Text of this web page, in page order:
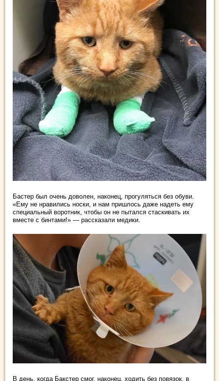
Бастер был очень доволен, наконец, прогуляться без обуви.
«Ему не нравились носки, и нам пришлось даже надеть ему
специальный воротник, чтобы он не пытался стаскивать их
вместе с бинтами!» — рассказали медики.
В день, когда Бакстер смог, наконец, ходить без повязок, в